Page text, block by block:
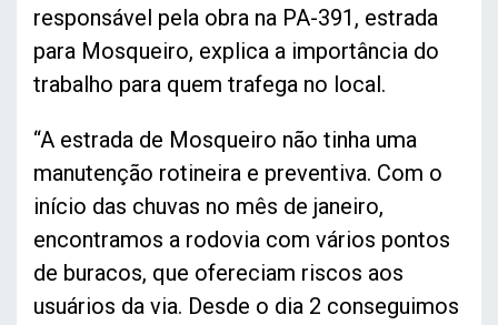
responsável pela obra na PA-391, estrada
para Mosqueiro, explica a importância do
trabalho para quem trafega no local.
“A estrada de Mosqueiro não tinha uma
manutenção rotineira e preventiva. Com o
início das chuvas no mês de janeiro,
encontramos a rodovia com vários pontos
de buracos, que ofereciam riscos aos
usuários da via. Desde o dia 2 conseguimos